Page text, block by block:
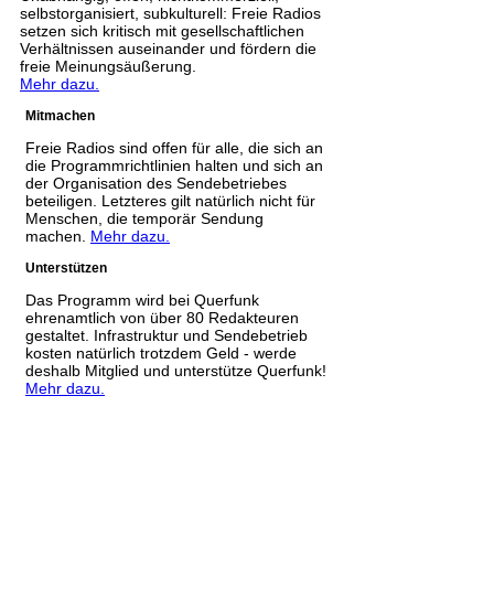
selbstorganisiert, subkulturell: Freie Radios
setzen sich kritisch mit gesellschaftlichen
Verhältnissen auseinander und fördern die
freie Meinungsäußerung.
Mehr dazu.
Mitmachen
Freie Radios sind offen für alle, die sich an
die Programmrichtlinien halten und sich an
der Organisation des Sendebetriebes
beteiligen. Letzteres gilt natürlich nicht für
Menschen, die temporär Sendung
machen. Mehr dazu.
Unterstützen
Das Programm wird bei Querfunk
ehrenamtlich von über 80 Redakteuren
gestaltet. Infrastruktur und Sendebetrieb
kosten natürlich trotzdem Geld - werde
deshalb Mitglied und unterstütze Querfunk!
Mehr dazu.